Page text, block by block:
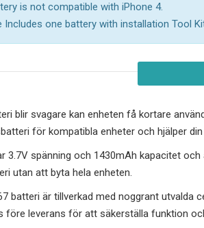
is not compatible with iPhone 4.
Includes one battery with installation Tool
blir svagare kan enheten få kortare
för kompatibla enheter och hjälper
3.7V spänning och 1430mAh kapacitet
utan att byta hela enheten.
batteri är tillverkad med noggrant utvalda
före leverans för att säkerställa funktion